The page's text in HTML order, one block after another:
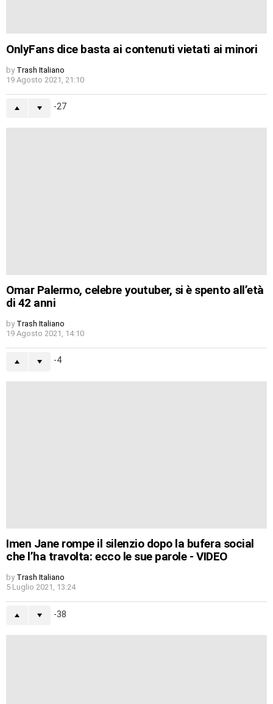
OnlyFans dice basta ai contenuti vietati ai minori
by Trash Italiano
19 Agosto 2021, 21:10
-27
Omar Palermo, celebre youtuber, si è spento all’età
di 42 anni
by Trash Italiano
19 Agosto 2021, 14:10
-4
Imen Jane rompe il silenzio dopo la bufera social
che l’ha travolta: ecco le sue parole - VIDEO
by Trash Italiano
5 Luglio 2021, 13:24
-38